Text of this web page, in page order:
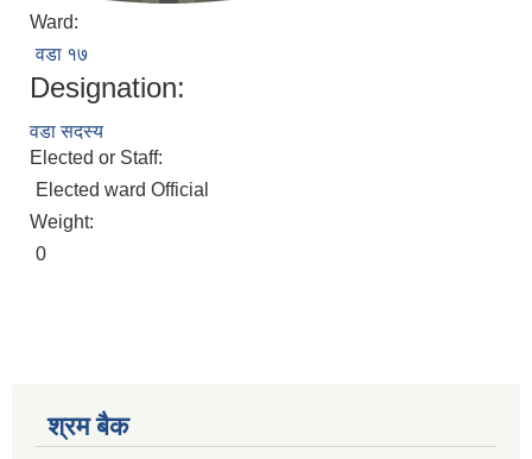
Ward:
वडा १७
Designation:
वडा सदस्य
Elected or Staff:
Elected ward Official
Weight:
0
श्रम बैक